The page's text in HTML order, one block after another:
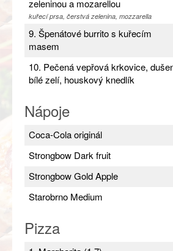
zeleninou a mozarellou
kuřecí prsa, čerstvá zelenina, mozzarella
9. Špenátové burrito s kuřecím
masem
10. Pečená vepřová krkovice,
bílé zelí, houskový knedlík
Nápoje
Coca-Cola originál
Strongbow Dark fruit
Strongbow Gold Apple
Starobrno Medium
Pizza